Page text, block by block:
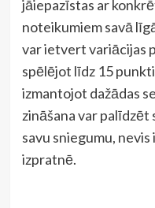
jāiepazīstas ar
noteikumiem savā
var ietvert variācijas
spēlējot līdz 15
izmantojot dažādas
zināšana var
savu sniegumu,
izpratnē.